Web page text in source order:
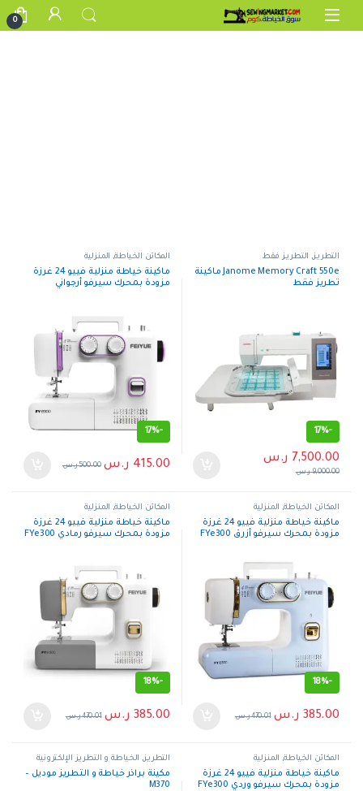
Skip to navigation
Skip to content
0
التطريز, التطريز فقط
Janome Memory Craft 550e ماكينة
تطريز فقط
-
17%
7,500.00 ر.س
9,000.00 ر.س
المكائن الخياطة, المنزلية
ماكينة خياطة منزلية فييو 24 غرزة
مزودة بمحرك سيرفو أرجواني
-
17%
415.00 ر.س 500.00 ر.س
المكائن الخياطة, المنزلية
ماكينة خياطة منزلية فييو 24 غرزة
مزودة بمحرك سيرفو أزرق FYe300
-
18%
385.00 ر.س 470.01 ر.س
المكائن الخياطة, المنزلية
ماكينة خياطة منزلية فييو 24 غرزة
مزودة بمحرك سيرفو رمادي FYe300
-
18%
385.00 ر.س 470.01 ر.س
المكائن الخياطة, المنزلية
ماكينة خياطة منزلية فييو 24 غرزة
مزودة بمحرك سيرفو وردي FYe300
التطريز, الخياطة و التطريز الإلكترونية
مكينة براذر خياطة و التطريز موديل –
M370